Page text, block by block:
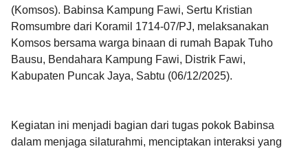
(Komsos). Babinsa Kampung Fawi, Sertu Kristian
Romsumbre dari Koramil 1714-07/PJ, melaksanakan
Komsos bersama warga binaan di rumah Bapak Tuho
Bausu, Bendahara Kampung Fawi, Distrik Fawi,
Kabupaten Puncak Jaya, Sabtu (06/12/2025).
Kegiatan ini menjadi bagian dari tugas pokok Babinsa
dalam menjaga silaturahmi, menciptakan interaksi yang